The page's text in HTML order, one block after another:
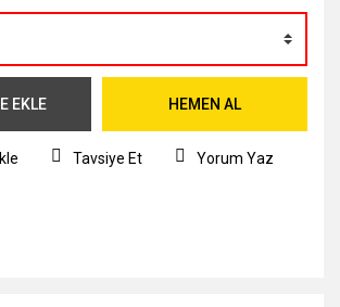
EKLE HEMEN AL
Tavsiye Et Yorum Yaz